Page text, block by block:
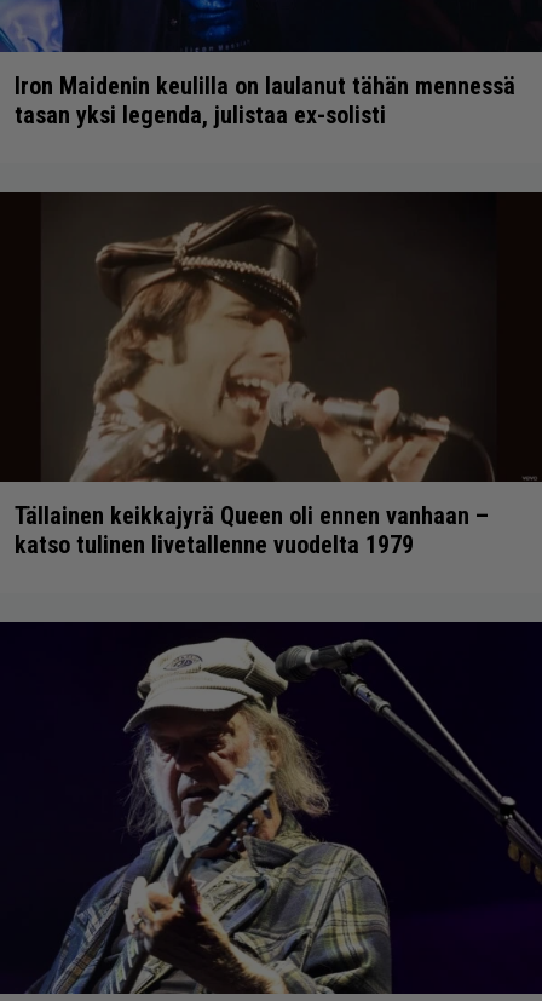
Iron Maidenin keulilla on laulanut tähän mennessä
tasan yksi legenda, julistaa ex-solisti
Tällainen keikkajyrä Queen oli ennen vanhaan –
katso tulinen livetallenne vuodelta 1979